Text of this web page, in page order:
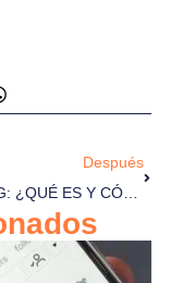
Después
BRANDING: ¿QUÉ ES Y CÓMO HACER UNA EFICIENTE GESTIÓN DE MARCA?